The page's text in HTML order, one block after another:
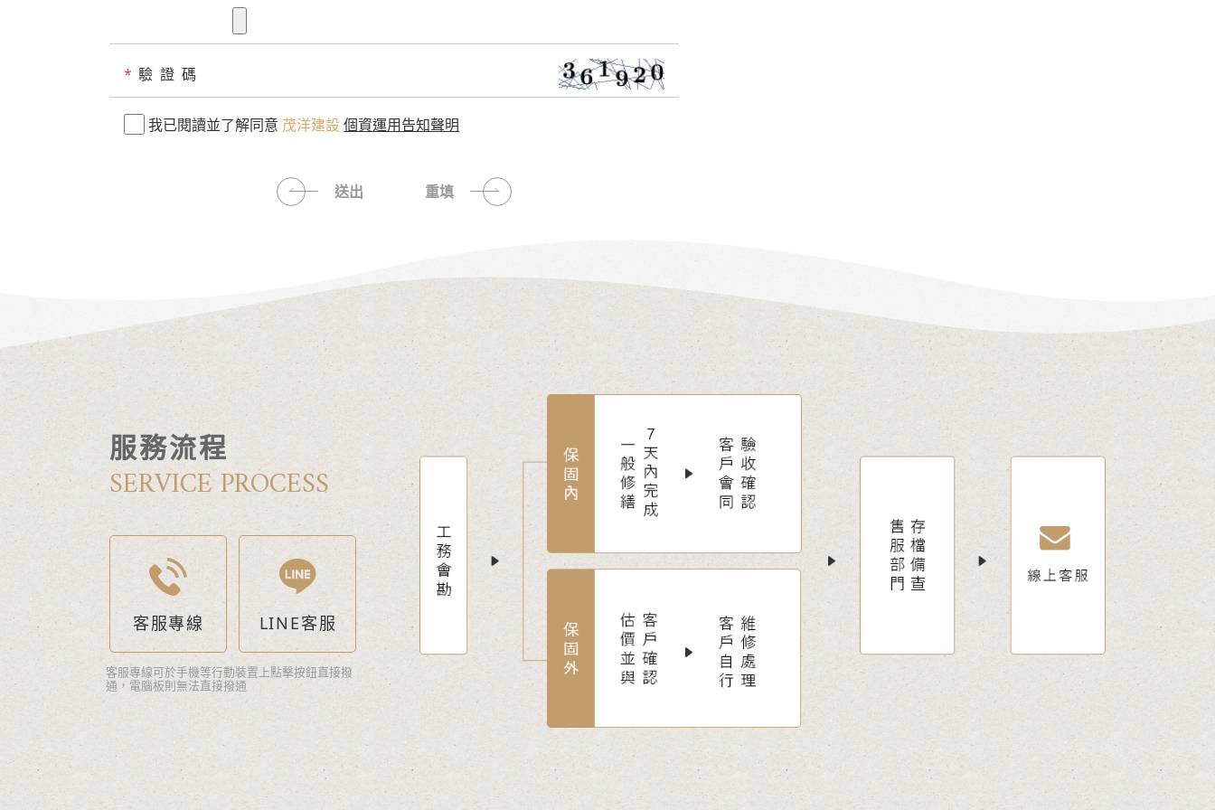
* 驗 證 碼
我已閱讀並了解同意 茂洋建設 個資運用告知聲明
送出 重填
服務流程
SERVICE PROCESS
客服專線 LINE客服
客服專線可於手機等行動裝置上點擊按鈕直接撥
通，電腦板則無法直接撥通